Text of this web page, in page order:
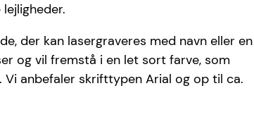
der kan lasergraveres med navn eller en
og vil fremstå i en let sort farve, som
anbefaler skrifttypen Arial og op til ca.